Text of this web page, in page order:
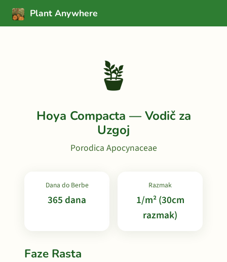
Plant Anywhere
🪴
Hoya Compacta — Vodič za
Uzgoj
Porodica Apocynaceae
Dana do Berbe
365 dana
Razmak
1/m² (30cm
razmak)
Faze Rasta